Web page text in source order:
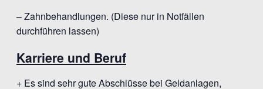
– Zahnbehandlungen. (Diese nur in Notfällen
durchführen lassen)
Karriere und Beruf
+ Es sind sehr gute Abschlüsse bei Geldanlagen,